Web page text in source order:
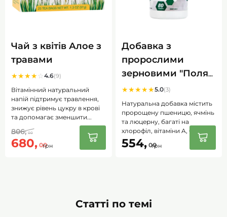
Чай з квітів Алое з
травами
★★★★☆4.6(9)
Вітамінний натуральний
напій підтримує травлення,
знижує рівень цукру в крові
та допомагає зменшити...
680, 00грн
806, 00
Добавка з
пророслими
зерновими "Поля
зелені Форевер",
(Forever Fields of
Greens), 80 табл
★★★★★5.0(3)
Натуральна добавка містить
пророщену пшеницю, ячмінь
та люцерну, багаті на
хлорофіл, вітаміни A, C,...
554, 00грн
Статті по темі